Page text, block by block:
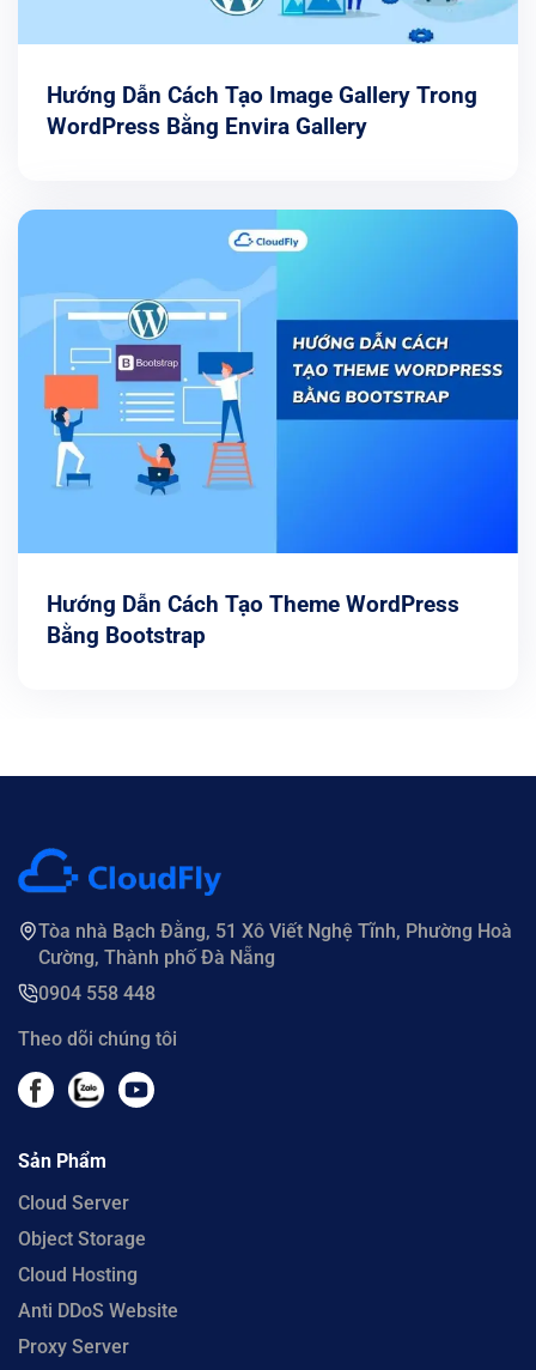
Hướng Dẫn Cách Tạo Image Gallery Trong
WordPress Bằng Envira Gallery
Hướng Dẫn Cách Tạo Theme WordPress
Bằng Bootstrap
Tòa nhà Bạch Đằng, 51 Xô Viết Nghệ Tĩnh, Phường Hoà
Cường, Thành phố Đà Nẵng
0904 558 448
Theo dõi chúng tôi
Sản Phẩm
Cloud Server
Object Storage
Cloud Hosting
Anti DDoS Website
Proxy Server